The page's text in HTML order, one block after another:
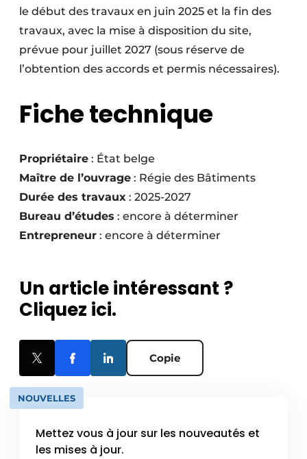
le début des travaux en juin 2025 et la fin des
travaux, avec la mise à disposition du site,
prévue pour juillet 2027 (sous réserve de
l’obtention des accords et permis nécessaires).
Fiche technique
Propriétaire : État belge
Maître de l’ouvrage : Régie des Bâtiments
Durée des travaux : 2025-2027
Bureau d’études : encore à déterminer
Entrepreneur : encore à déterminer
Un article intéressant ?
Cliquez ici.
Copie
NOUVELLES
Mettez vous à jour sur les nouveautés et
les mises à jour.